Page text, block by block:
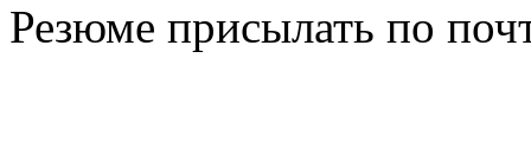
Резюме присылать по